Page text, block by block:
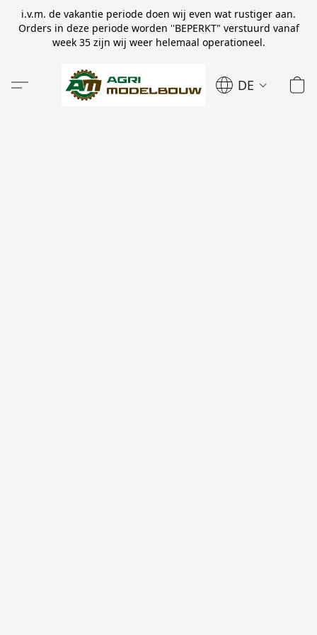
i.v.m. de vakantie periode doen wij even wat rustiger aan.
Orders in deze periode worden ''BEPERKT" verstuurd vanaf
week 35 zijn wij weer helemaal operationeel.
DE